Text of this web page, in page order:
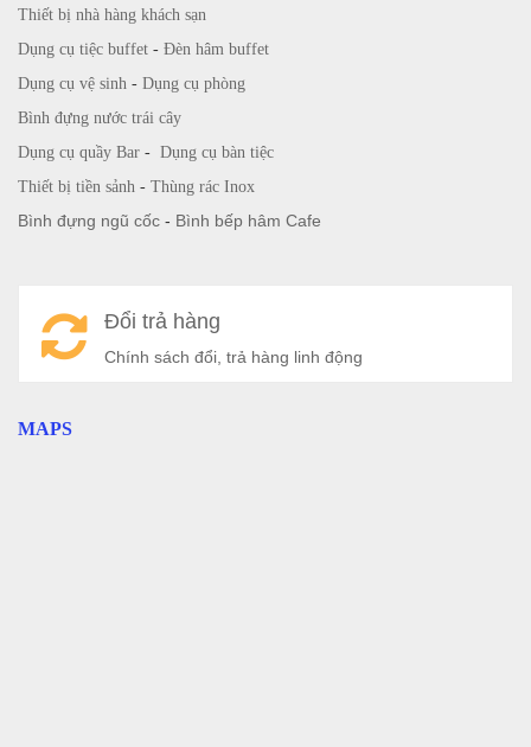
Thiết bị nhà hàng khách sạn
Dụng cụ tiệc buffet - Đèn hâm buffet
Dụng cụ vệ sinh - Dụng cụ phòng
Bình đựng nước trái cây
Dụng cụ quầy Bar - Dụng cụ bàn tiệc
Thiết bị tiền sảnh - Thùng rác Inox
Bình đựng ngũ cốc - Bình bếp hâm Cafe
Đổi trả hàng
Chính sách đổi, trả hàng linh động
MAPS